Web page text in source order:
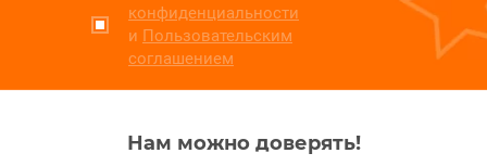
конфиденциальности
и Пользовательским
соглашением
Нам можно доверять!